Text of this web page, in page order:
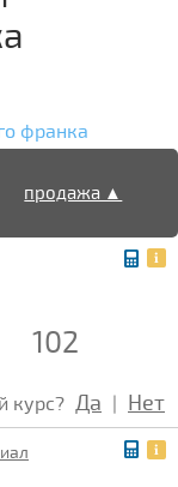
франка
продажа ▲
102
курс? Да | Нет